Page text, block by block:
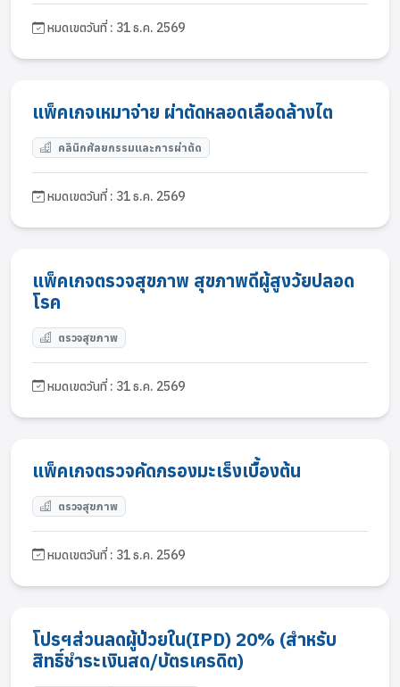
หมดเขตวันที่ : 31 ธ.ค. 2569
แพ็คเกจเหมาจ่าย ผ่าตัดหลอดเลือดล้างไต
คลินิกศัลยกรรมและการผ่าตัด
หมดเขตวันที่ : 31 ธ.ค. 2569
แพ็คเกจตรวจสุขภาพ สุขภาพดีผู้สูงวัยปลอด
โรค
ตรวจสุขภาพ
หมดเขตวันที่ : 31 ธ.ค. 2569
แพ็คเกจตรวจคัดกรองมะเร็งเบื้องต้น
ตรวจสุขภาพ
หมดเขตวันที่ : 31 ธ.ค. 2569
โปรฯส่วนลดผู้ป่วยใน(IPD) 20% (สำหรับ
สิทธิ์ชำระเงินสด/บัตรเครดิต)